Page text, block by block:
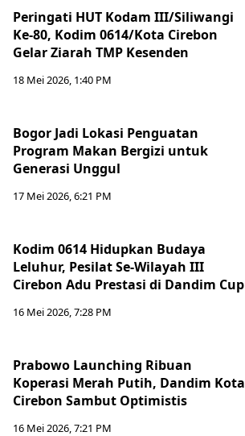
Peringati HUT Kodam III/Siliwangi
Ke-80, Kodim 0614/Kota Cirebon
Gelar Ziarah TMP Kesenden
18 Mei 2026, 1:40 PM
Bogor Jadi Lokasi Penguatan
Program Makan Bergizi untuk
Generasi Unggul
17 Mei 2026, 6:21 PM
Kodim 0614 Hidupkan Budaya
Leluhur, Pesilat Se-Wilayah III
Cirebon Adu Prestasi di Dandim Cup
16 Mei 2026, 7:28 PM
Prabowo Launching Ribuan
Koperasi Merah Putih, Dandim Kota
Cirebon Sambut Optimistis
16 Mei 2026, 7:21 PM